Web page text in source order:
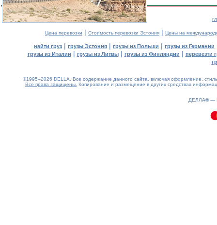
Цена перевозки | Стоимость перевозки Эстония | Цены на
найти груз | грузы Эстония | грузы из Польши | грузы из Германии
грузы из Италии | грузы из Литвы| грузы из Финляндии | перевезти
©1995–2026 DELLA. Все содержание данного сайта, включая оформление,
Все права защищены. Копирование и размещение в других средствах
ДЕЛЛА® —